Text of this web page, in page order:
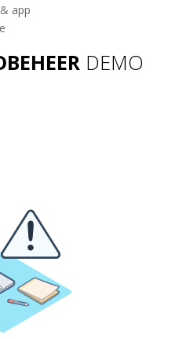
app
DEMO